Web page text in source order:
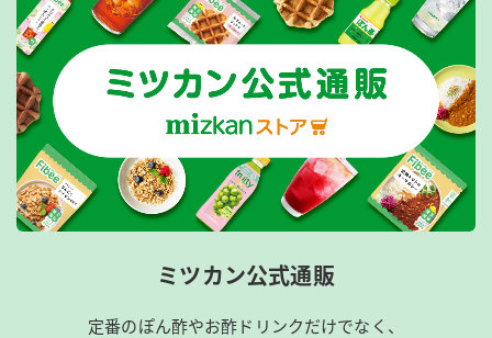
ミツカン公式通販
定番のぽん酢やお酢ドリンクだけでなく、